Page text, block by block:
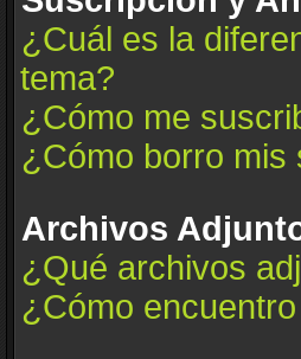
¿Cuál es la
tema?
¿Cómo me
¿Cómo borro mis
Archivos
¿Qué archivos
¿Cómo